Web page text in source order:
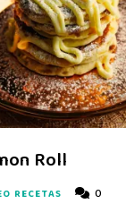
Roll
RECETAS 0